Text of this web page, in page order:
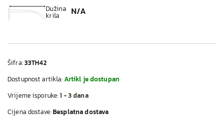
Dužina
krila N/A
Šifra:33TH42
Dostupnost artikla: Artikl je dostupan
Vrijeme isporuke:1 - 3 dana
Cijena dostave:Besplatna dostava